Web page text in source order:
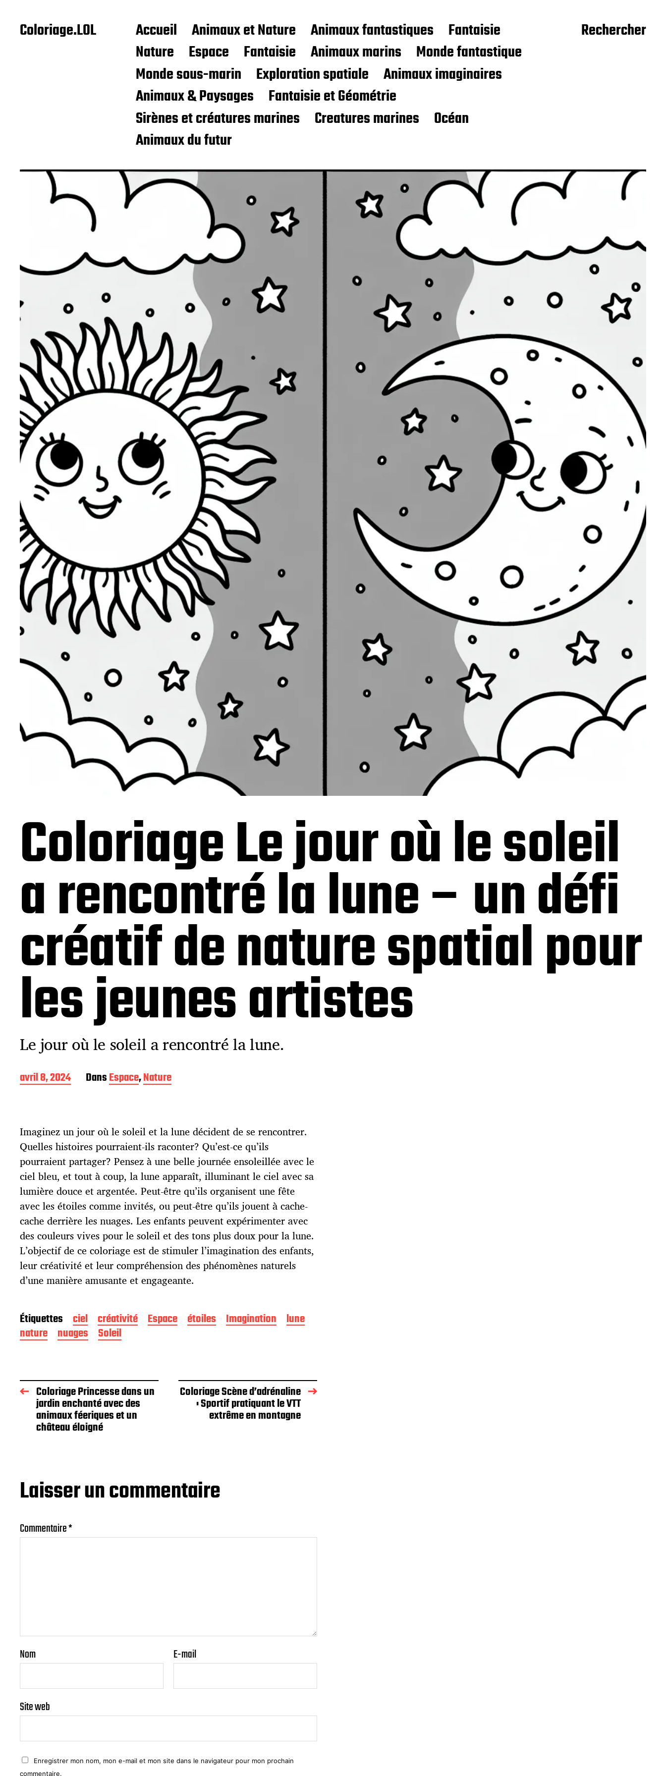
Coloriage.LOL Accueil Animaux et Nature Animaux fantastiques
Fantaisie
Nature
Espace Fantaisie Animaux marins
Monde fantastique
Monde sous-marin
Exploration spatiale
Animaux imaginaires
Animaux & Paysages
Fantaisie et Géométrie
Sirènes et créatures marines
Creatures marines
Océan
Animaux du futur
Rechercher
Coloriage Le jour où le soleil
a rencontré la lune – un défi
créatif de nature spatial pour
les jeunes artistes
Le jour où le soleil a rencontré la lune.
D
a
e
p
u
b
l
i
c
a
t
i
o
n
avril 8, 2024 DansEspace,Nature
Imaginez un jour où le soleil et la lune décident de se rencontrer.
Quelles histoires pourraient-ils raconter? Qu’est-ce qu’ils
pourraient partager? Pensez à une belle journée ensoleillée avec le
ciel bleu, et tout à coup, la lune apparaît, illuminant le ciel avec sa
lumière douce et argentée. Peut-être qu’ils organisent une fête
avec les étoiles comme invités, ou peut-être qu’ils jouent à cache-
cache derrière les nuages. Les enfants peuvent expérimenter avec
des couleurs vives pour le soleil et des tons plus doux pour la lune.
L’objectif de ce coloriage est de stimuler l’imagination des enfants,
leur créativité et leur compréhension des phénomènes naturels
d’une manière amusante et engageante.
Étiquettes ciel créativité Espace étoiles Imagination
lune
nature
nuages Soleil
Coloriage Princesse dans un
jardin enchanté avec des
animaux féeriques et un
château éloigné
Coloriage Scène d’adrénaline
: Sportif pratiquant le VTT
extrême en montagne
Laisser un commentaire
Commentaire*
Nom E-mail
Site web
Enregistrer mon nom, mon e-mail et mon site dans le navigateur pour mon prochain
commentaire.